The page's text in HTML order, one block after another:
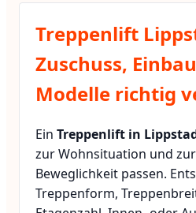
Treppenlift
Zuschuss,
Modelle richtig
Ein Treppenlift in
zur Wohnsituation und
Beweglichkeit passen.
Treppenform,